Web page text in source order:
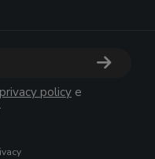
privacy policy e